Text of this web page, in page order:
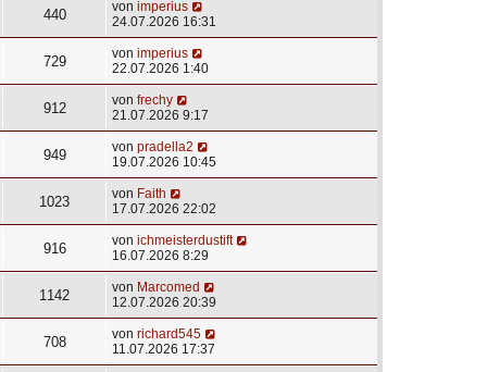
440 von imperius
24.07.2026 16:31
729 von imperius
22.07.2026 1:40
912 von frechy
21.07.2026 9:17
949 von pradella2
19.07.2026 10:45
1023 von Faith
17.07.2026 22:02
916 von ichmeisterdustift
16.07.2026 8:29
1142 von Marcomed
12.07.2026 20:39
708 von richard545
11.07.2026 17:37